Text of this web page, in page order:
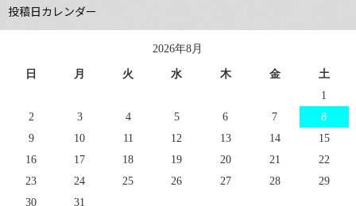
投稿日カレンダー
2026年8月
日 月 火 水 木 金
土
1
2
3 4 5 6 7
8
9
10 11 12 13 14
15
16
17 18 19 20 21
22
23
24 25 26 27 28
29
30
31